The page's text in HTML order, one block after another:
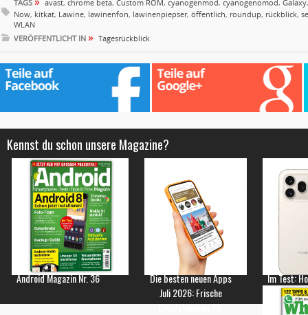
TAGS avast, chrome beta, Custom ROM, cyanogenmod, cyanogenomod, Galaxy
Now, kitkat, Lawine, lawinenfon, lawinenpiepser, öffentlich, roundup, rückblick,
WLAN
VERÖFFENTLICHT IN » Tagesrückblick
Kennst du schon unsere Magazine?
Android Magazin Nr. 36
Die besten neuen Apps
Juli 2026: Frische
Empfehlungen für
Im Test: